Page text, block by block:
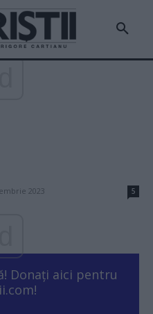
2023 5
Donați aici pentru